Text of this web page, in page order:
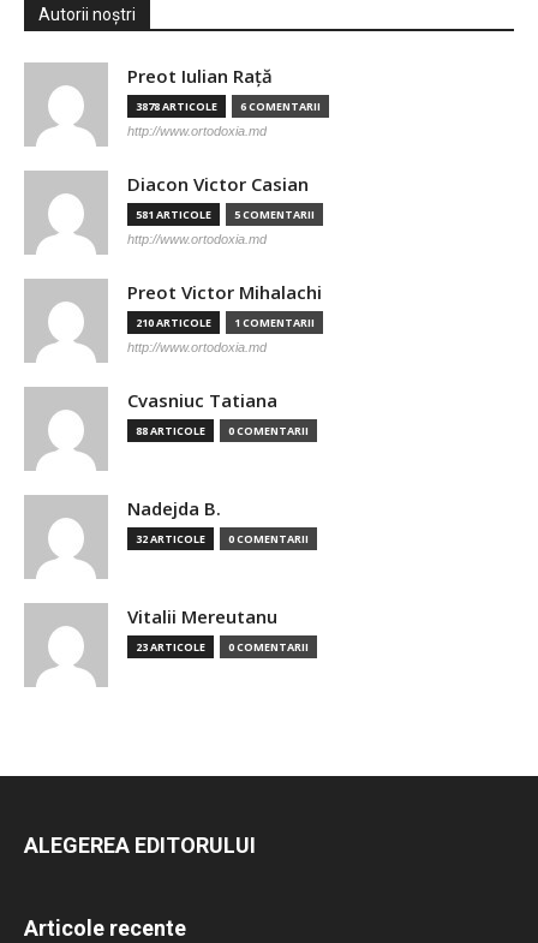
Autorii noștri
Preot Iulian Raţă
3878 ARTICOLE 6 COMENTARII
http://www.ortodoxia.md
Diacon Victor Casian
581 ARTICOLE 5 COMENTARII
http://www.ortodoxia.md
Preot Victor Mihalachi
210 ARTICOLE 1 COMENTARII
http://www.ortodoxia.md
Cvasniuc Tatiana
88 ARTICOLE 0 COMENTARII
Nadejda B.
32 ARTICOLE 0 COMENTARII
Vitalii Mereutanu
23 ARTICOLE 0 COMENTARII
ALEGEREA EDITORULUI
Articole recente